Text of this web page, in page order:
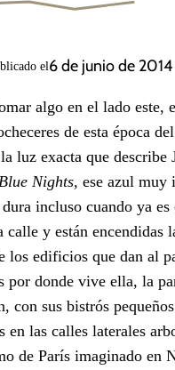
el6 de junio de 2014
algo en el lado este,
de esta época
luz exacta que describe
Blue Nights, ese azul muy
incluso cuando ya es
calle y están encendidas
los edificios que dan al
por donde vive ella, la
con sus bistrós
en las calles laterales
de París imaginado en